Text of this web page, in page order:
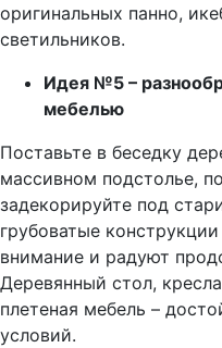
оригинальных панно,
светильников.
Идея №5 –
мебелью
Поставьте в беседку
массивном подстолье,
задекорируйте под
грубоватые
внимание и радуют
Деревянный стол,
плетеная мебель –
условий.